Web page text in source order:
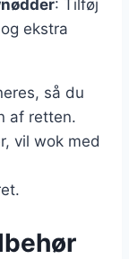
: Tilføj
ekstra
så du
af retten.
vil wok med